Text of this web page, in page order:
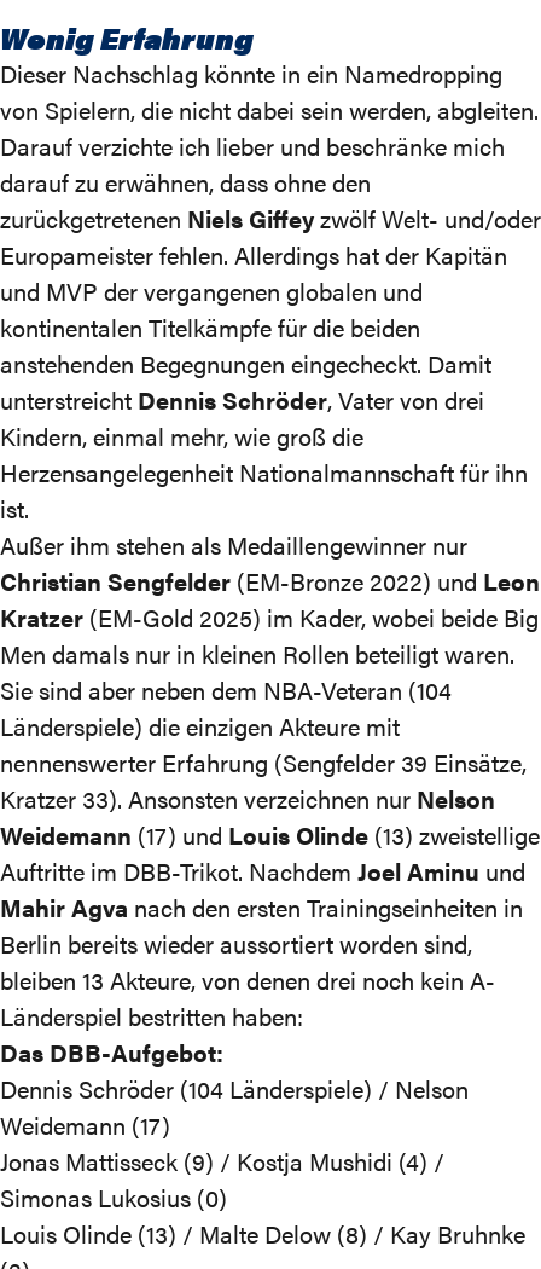
Wenig Erfahrung
Dieser Nachschlag könnte in ein Namedropping
von Spielern, die nicht dabei sein werden, abgleiten.
Darauf verzichte ich lieber und beschränke mich
darauf zu erwähnen, dass ohne den
zurückgetretenen Niels Giffeyzwölf Welt- und/oder
Europameister fehlen. Allerdings hat der Kapitän
und MVP der vergangenen globalen und
kontinentalen Titelkämpfe für die beiden
anstehenden Begegnungen eingecheckt. Damit
unterstreicht Dennis Schröder, Vater von drei
Kindern, einmal mehr, wie groß die
Herzensangelegenheit Nationalmannschaft für ihn
ist.
Außer ihm stehen als Medaillengewinner nur
Christian Sengfelder (EM-Bronze 2022) und Leon
Kratzer (EM-Gold 2025) im Kader, wobei beide Big
Men damals nur in kleinen Rollen beteiligt waren.
Sie sind aber neben dem NBA-Veteran (104
Länderspiele) die einzigen Akteure mit
nennenswerter Erfahrung (Sengfelder 39 Einsätze,
Kratzer 33). Ansonsten verzeichnen nur Nelson
Weidemann (17) und Louis Olinde (13) zweistellige
Auftritte im DBB-Trikot. Nachdem Joel Aminu und
Mahir Agva nach den ersten Trainingseinheiten in
Berlin bereits wieder aussortiert worden sind,
bleiben 13 Akteure, von denen drei noch kein A-
Länderspiel bestritten haben:
Das DBB-Aufgebot:
Dennis Schröder (104 Länderspiele) / Nelson
Weidemann (17)
Jonas Mattisseck (9) / Kostja Mushidi (4) /
Simonas Lukosius (0)
Louis Olinde (13) / Malte Delow (8) / Kay Bruhnke